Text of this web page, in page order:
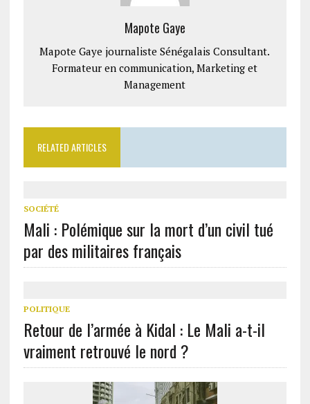
Mapote Gaye
Mapote Gaye journaliste Sénégalais Consultant.
Formateur en communication, Marketing et
Management
RELATED ARTICLES
SOCIÉTÉ
Mali : Polémique sur la mort d’un civil tué
par des militaires français
POLITIQUE
Retour de l’armée à Kidal : Le Mali a-t-il
vraiment retrouvé le nord ?